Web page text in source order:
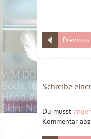
Schreibe
Du musst
Kommentar